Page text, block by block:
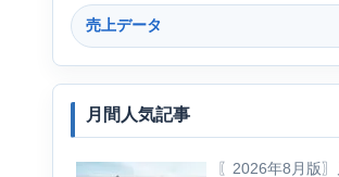
売上データ
月間人気記事
〖2026年8月版